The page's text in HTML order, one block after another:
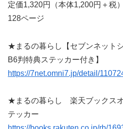
定価1,320円（本体1,200円＋税）
128ページ
★まるの暮らし【セブンネット
B6判特典ステッカー付き】
https://7net.omni7.jp/detail/
★まるの暮らし 楽天ブックス
テッカー